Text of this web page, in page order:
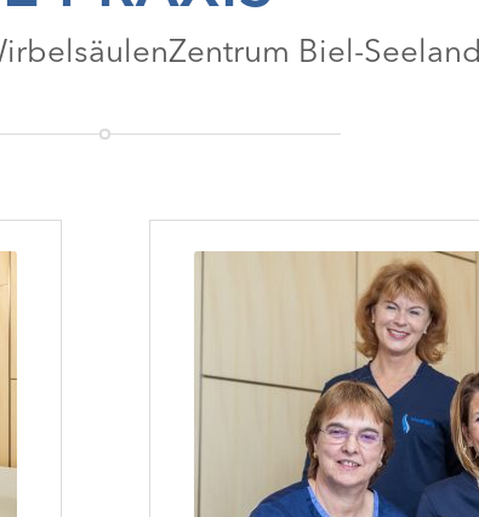
Biel-Seeland